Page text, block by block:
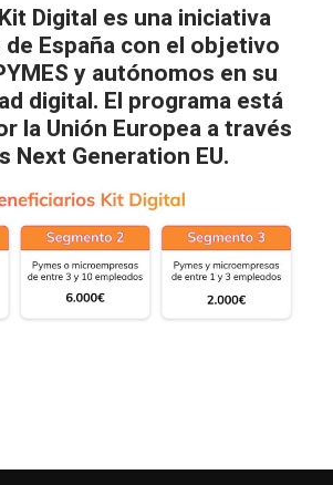
Digital es una iniciativa
Españacon el objetivo
y autónomos en su
digital. El programa está
laUnión Europeaa través
Next Generation EU.